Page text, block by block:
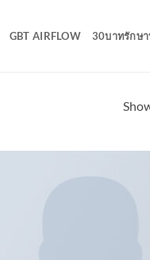
GBT AIRFLOW 30บาทรักษ